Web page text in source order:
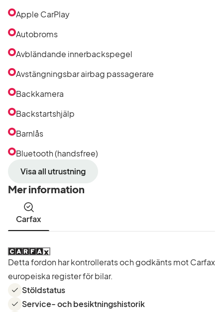
Apple CarPlay
Autobroms
Avbländande innerbackspegel
Avstängningsbar airbag passagerare
Backkamera
Backstartshjälp
Barnlås
Bluetooth (handsfree)
Visa all utrustning
Mer information
Carfax
Detta fordon har kontrollerats och godkänts mot Carfax
europeiska register för bilar.
Stöldstatus
Service- och besiktningshistorik